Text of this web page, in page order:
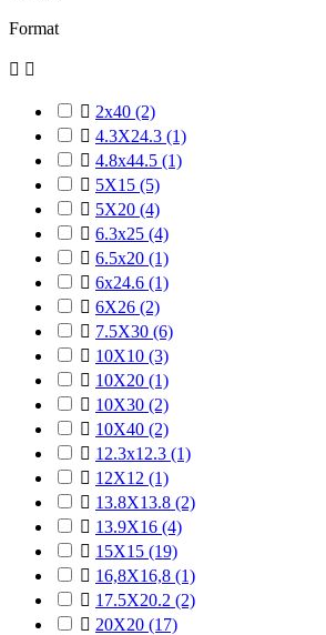
Format
 
 2x40 (2)
 4.3X24.3 (1)
 4.8x44.5 (1)
 5X15 (5)
 5X20 (4)
 6.3x25 (4)
 6.5x20 (1)
 6x24.6 (1)
 6X26 (2)
 7.5X30 (6)
 10X10 (3)
 10X20 (1)
 10X30 (2)
 10X40 (2)
 12.3x12.3 (1)
 12X12 (1)
 13.8X13.8 (2)
 13.9X16 (4)
 15X15 (19)
 16,8X16,8 (1)
 17.5X20.2 (2)
 20X20 (17)